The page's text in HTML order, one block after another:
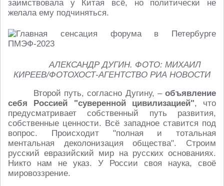
заимствовала у Китая всё, но политически не
желала ему подчиняться.
АЛЕКСАНДР ДУГИН. ФОТО: МИХАИЛ
КИРЕЕВ/ФОТОХОСТ-АГЕНТСТВО РИА НОВОСТИ
Второй путь, согласно Дугину, – объявление
себя Россией "суверенной цивилизацией", что
предусматривает собственный путь развития,
собственные ценности. Всё западное ставится под
вопрос. Происходит "полная и тотальная
ментальная деколонизация общества". Строим
русский евразийский мир на русских основаниях.
Никто нам не указ. У России своя наука, своё
мировоззрение.